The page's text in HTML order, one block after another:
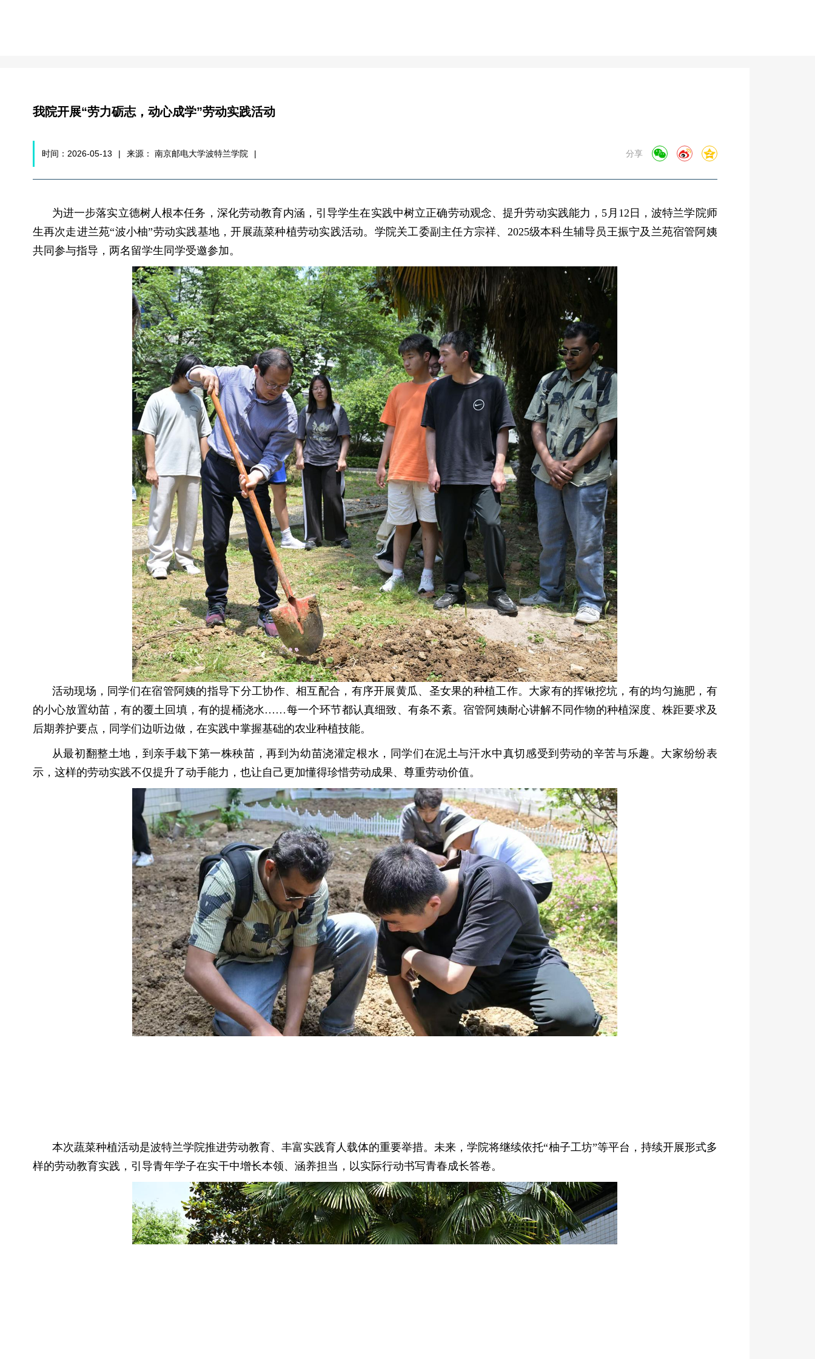
我院开展“劳力砺志，动心成学”劳动实践活动
时间：2026-05-13 | 来源： 南京邮电大学波特兰学院 | 分享
为进一步落实立德树人根本任务，深化劳动教育内涵，引导学生在实践中树立正确劳动观念、提升劳动实践能力， 5月12日，波特兰学院师
生再次走进兰苑“波小柚”劳动实践基地，开展蔬菜种植劳动实践活动。学院关工委副主任方宗祥、2025级本科生辅导员王振宁及兰苑宿管阿姨
共同参与指导，两名留学生同学受邀参加。
活动现场，同学们在宿管阿姨的指导下分工协作、相互配合，有序开展黄瓜、圣女果的种植工作。大家有的挥锹挖坑，有的均匀施肥，有
的小心放置幼苗，有的覆土回填，有的提桶浇水……每一个环节都认真细致、有条不紊。宿管阿姨耐心讲解不同作物的种植深度、株距要求及
后期养护要点，同学们边听边做，在实践中掌握基础的农业种植技能。
从最初翻整土地，到亲手栽下第一株秧苗，再到为幼苗浇灌定根水，同学们在泥土与汗水中真切感受到劳动的辛苦与乐趣。大家纷纷表
示，这样的劳动实践不仅提升了动手能力，也让自己更加懂得珍惜劳动成果、尊重劳动价值。
本次蔬菜种植活动是波特兰学院推进劳动教育、丰富实践育人载体的重要举措。未来，学院将继续依托“柚子工坊”等平台，持续开展形式多
样的劳动教育实践，引导青年学子在实干中增长本领、涵养担当，以实际行动书写青春成长答卷。